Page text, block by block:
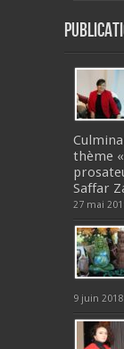
thème
Saffar
27 mai
9 juin 2018